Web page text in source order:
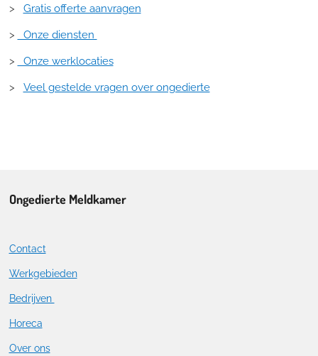
> Gratis offerte aanvragen
> Onze diensten
> Onze werklocaties
> Veel gestelde vragen over ongedierte
Ongedierte Meldkamer
Contact
Werkgebieden
Bedrijven
Horeca
Over ons